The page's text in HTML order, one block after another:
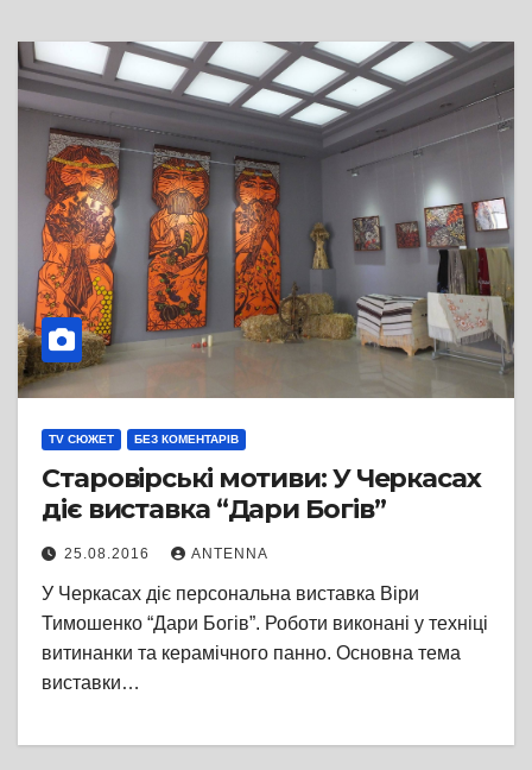
TV СЮЖЕТ БЕЗ КОМЕНТАРІВ
Старовірські мотиви: У Черкасах
діє виставка “Дари Богів”
25.08.2016 ANTENNA
У Черкасах діє персональна виставка Віри
Тимошенко “Дари Богів”. Роботи виконані у техніці
витинанки та керамічного панно. Основна тема
виставки…